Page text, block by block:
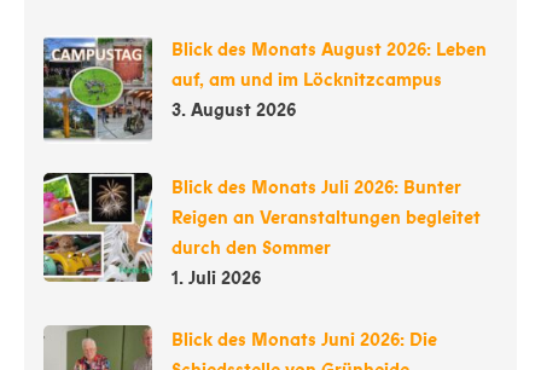
Blick des Monats August 2026: Leben
auf, am und im Löcknitzcampus
3. August 2026
Blick des Monats Juli 2026: Bunter
Reigen an Veranstaltungen begleitet
durch den Sommer
1. Juli 2026
Blick des Monats Juni 2026: Die